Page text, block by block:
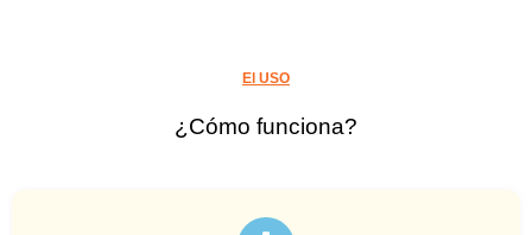
El USO
¿Cómo funciona?